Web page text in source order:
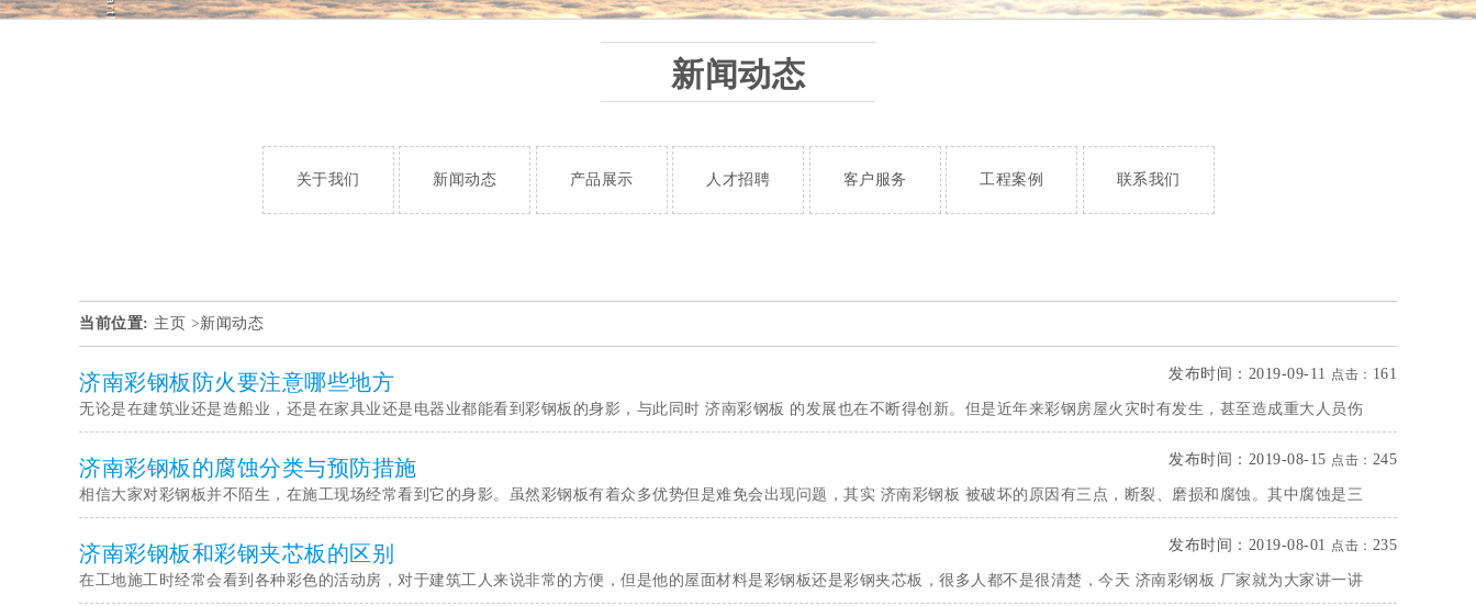
新闻动态
关于我们 新闻动态 产品展示 人才招聘 客户服务 工程案例 联系我们
当前位置: 主页 >新闻动态
济南彩钢板防火要注意哪些地方 发布时间：2019-09-11 点击： 161
无论是在建筑业还是造船业，还是在家具业还是电器业都能看到彩钢板的身影，与此同时 济南彩钢板 的发展也在不断得创新。但是近年来彩钢房屋火灾时有发生，甚至造成重大人员伤
济南彩钢板的腐蚀分类与预防措施 发布时间：2019-08-15 点击： 245
相信大家对彩钢板并不陌生，在施工现场经常看到它的身影。虽然彩钢板有着众多优势但是难免会出现问题，其实 济南彩钢板 被破坏的原因有三点，断裂、磨损和腐蚀。其中腐蚀是三
济南彩钢板和彩钢夹芯板的区别 发布时间：2019-08-01 点击： 235
在工地施工时经常会看到各种彩色的活动房，对于建筑工人来说非常的方便，但是他的屋面材料是彩钢板还是彩钢夹芯板，很多人都不是很清楚，今天 济南彩钢板 厂家就为大家讲一讲